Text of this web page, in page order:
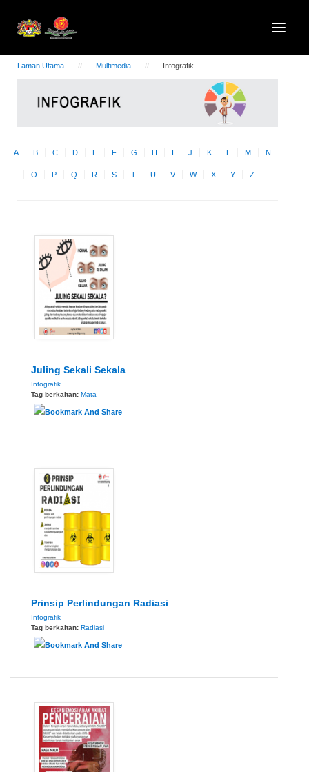
Laman Utama Multimedia Infografik
A B C D E F G H I J K L M N
O P Q R S T U V W X Y Z
Juling Sekali Sekala
Infografik
Tag berkaitan: Mata
Prinsip Perlindungan Radiasi
Infografik
Tag berkaitan: Radiasi